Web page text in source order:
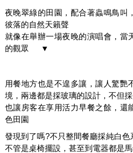
夜晚翠綠的田園，配合著蟲鳴鳥叫
彼落的自然天籟聲
就像在舉辦一場夜晚的演唱會，當
的觀眾 ▼
用餐地方也是不遑多讓，讓人驚艷
境，兩邊都是採玻璃的設計，不但
也讓房客在享用活力早餐之餘，還
色田園
發現到了嗎?不只整間餐廳採純白色
不管是桌椅擺設，甚至到電器都是